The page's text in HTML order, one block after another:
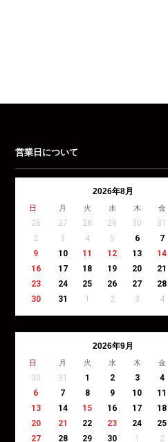
営業日について
2026年8月
日 月 火 水 木 金
26 27 28 29 30 31
2
3 4 5 6 7
9
10 11 12 13 14
16
17 18 19 20 21
23
24 25 26 27 28
30
31 1 2 3 4
2026年9月
日 月 火 水 木 金
30 31 1 2 3 4
6
7 8 9 10 11
13
14 15 16 17 18
20
21 22 23 24 25
27
28 29 30 1 2